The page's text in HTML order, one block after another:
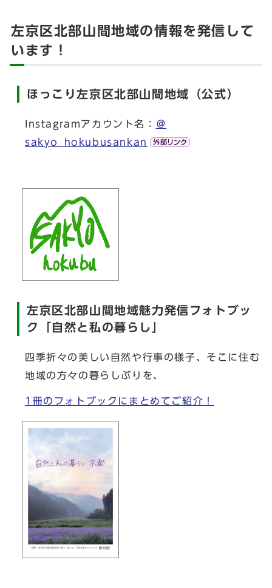
左京区北部山間地域の情報を発信して
います！
ほっこり左京区北部山間地域（公式）
Instagramアカウント名： ＠
sakyo_hokubusankan
左京区北部山間地域魅力発信フォトブッ
ク「自然と私の暮らし」
四季折々の美しい自然や行事の様子、そこに住む
地域の方々の暮らしぶりを、
1冊のフォトブックにまとめてご紹介！